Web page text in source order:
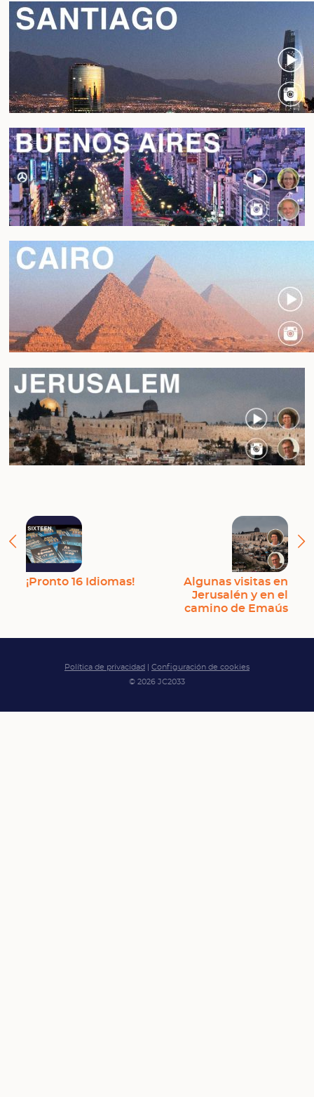
¡Pronto 16 Idiomas!
Algunas visitas en
Jerusalén y en el
camino de Emaús
Política de privacidad
Configuración de cookies
© 2026 JC2033